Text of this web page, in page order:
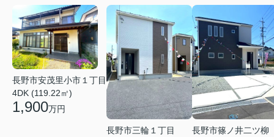
長野市安茂里小市１丁目
4DK (119.22㎡)
1,900万円
長野市三輪１丁目
長野市篠ノ井二ツ柳